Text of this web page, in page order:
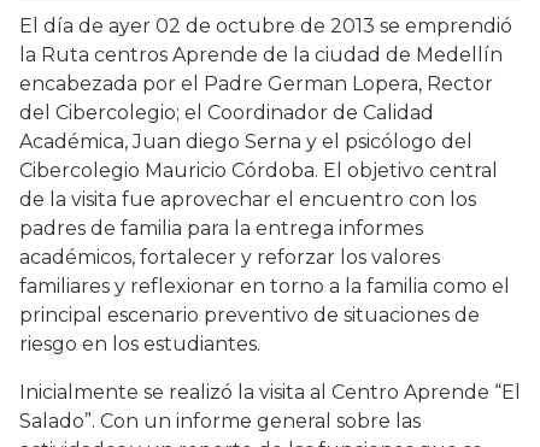
El día de ayer 02 de octubre de 2013 se emprendió
la Ruta centros Aprende de la ciudad de Medellín
encabezada por el Padre German Lopera, Rector
del Cibercolegio; el Coordinador de Calidad
Académica, Juan diego Serna y el psicólogo del
Cibercolegio Mauricio Córdoba. El objetivo central
de la visita fue aprovechar el encuentro con los
padres de familia para la entrega informes
académicos, fortalecer y reforzar los valores
familiares y reflexionar en torno a la familia como el
principal escenario preventivo de situaciones de
riesgo en los estudiantes.
Inicialmente se realizó la visita al Centro Aprende “El
Salado”. Con un informe general sobre las